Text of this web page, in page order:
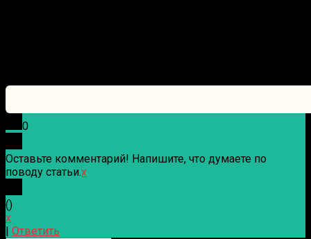
0
Оставьте комментарий! Напишите, что думаете по
поводу статьи.x
()
x
Ответить